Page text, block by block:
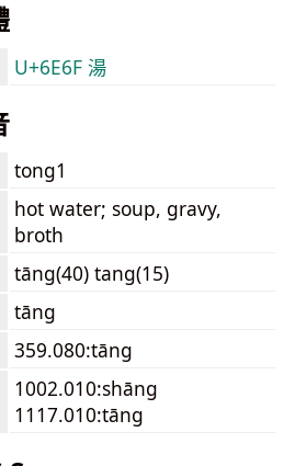
U+6E6F 湯
tong1
hot water; soup, gravy,
broth
tāng(40) tang(15)
tāng
359.080:tāng
1002.010:shāng
1117.010:tāng